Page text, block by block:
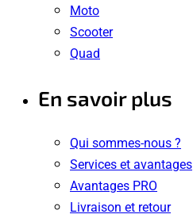
Moto
Scooter
Quad
En savoir plus
Qui sommes-nous ?
Services et avantages
Avantages PRO
Livraison et retour